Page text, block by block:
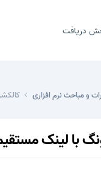
دریافت
و مباحث نرم افزاری
با لینک